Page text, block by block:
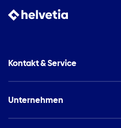
Kontakt & Service
Unternehmen